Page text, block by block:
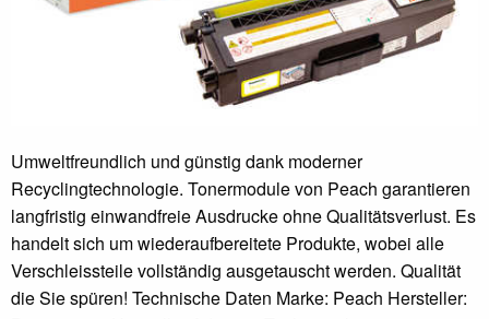
Umweltfreundlich und günstig dank moderner
Recyclingtechnologie. Tonermodule von Peach garantieren
langfristig einwandfreie Ausdrucke ohne Qualitätsverlust. Es
handelt sich um wiederaufbereitete Produkte, wobei alle
Verschleissteile vollständig ausgetauscht werden. Qualität
die Sie spüren! Technische Daten Marke: Peach Hersteller: